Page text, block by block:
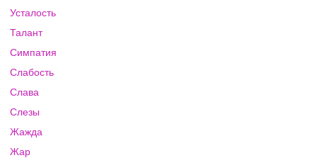
Усталость
Талант
Симпатия
Слабость
Слава
Слезы
Жажда
Жар